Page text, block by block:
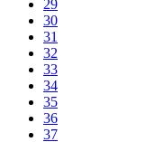
29
30
31
32
33
34
35
36
37